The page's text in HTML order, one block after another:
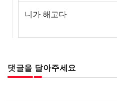
니가 해고다
댓글을 달아주세요